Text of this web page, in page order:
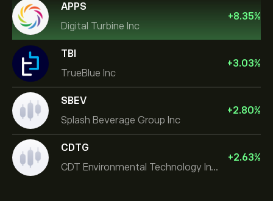
APPS
Digital Turbine Inc
+8.35%
TBI
TrueBlue Inc
+3.03%
SBEV
Splash Beverage Group Inc
+2.80%
CDTG
CDT Environmental Technology Investment Holdings L
+2.63%